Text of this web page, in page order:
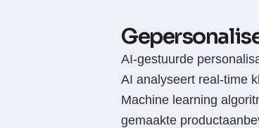
Symfony Maatwerk
BTW
Bekijk
AI-gestuurde
AI analyseert real-time
Machine learning
gemaakte